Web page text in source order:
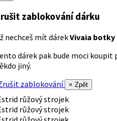
zablokování dárku
nechceš mít dárekVivaia botky
dárek pak bude moci koupit
jiný.
zablokování
× Zpět